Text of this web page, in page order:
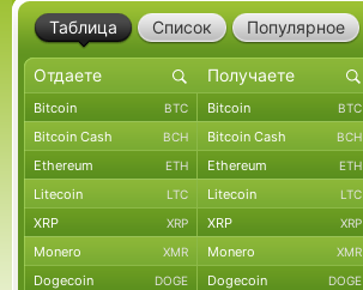
Таблица Список Популярное
Bitcoin BTC Bitcoin BTC
Bitcoin Cash BCH Bitcoin Cash BCH
Ethereum ETH Ethereum ETH
Litecoin LTC Litecoin LTC
XRP XRP XRP XRP
Monero XMR Monero XMR
Dogecoin DOGE Dogecoin DOGE